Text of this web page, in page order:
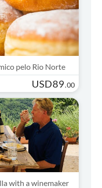
pelo Rio Norte
USD89.00
with a winemaker